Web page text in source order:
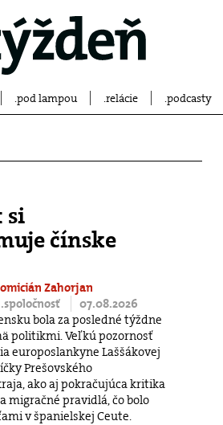
pod lampou relácie podcasty
si
čínske
Zahorjan
.spoločnosť
07.08.2026
bola za posledné týždne
politikmi. Veľkú pozornosť
europoslankyne Laššákovej
Prešovského
ako aj pokračujúca kritika
migračné pravidlá, čo bolo
v španielskej Ceute.